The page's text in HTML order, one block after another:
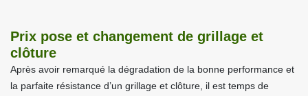
Prix pose et changement de grillage et
clôture
Après avoir remarqué la dégradation de la bonne performance et
la parfaite résistance d’un grillage et clôture, il est temps de